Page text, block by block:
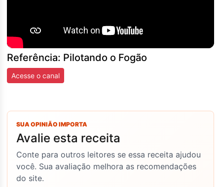
Referência: Pilotando o Fogão
Acesse o canal
SUA OPINIÃO IMPORTA
Avalie esta receita
Conte para outros leitores se essa receita ajudou
você. Sua avaliação melhora as recomendações
do site.